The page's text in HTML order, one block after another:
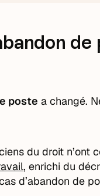
poste a changé.
du droit n’ont
, enrichi du
d’abandon de